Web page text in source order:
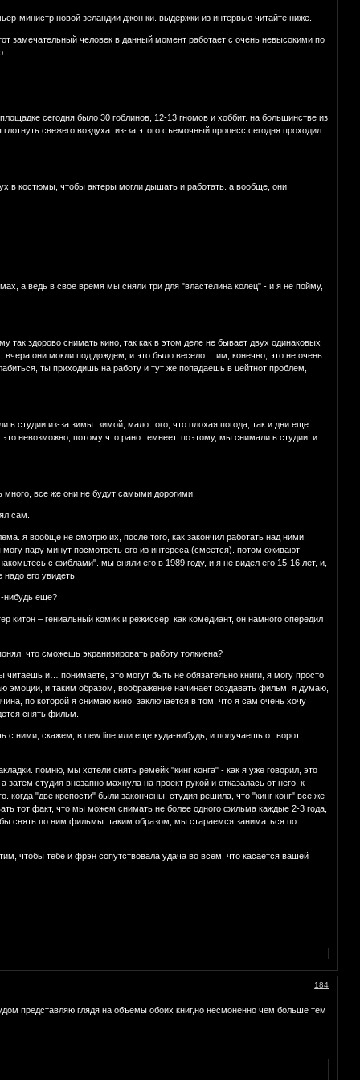
министр новой зеландии джон ки. выдержки из интервью читайте ниже.
замечательный человек в данный момент работает с очень невысокими по
сегодня было 30 гоблинов, 12-13 гномов и хоббит. на большинстве из
свежего воздуха. из-за этого съемочный процесс сегодня проходил
в костюмы, чтобы актеры могли дышать и работать. а вообще, они
а ведь в свое время мы сняли три для "властелина колец" - и я не пойму,
здорово снимать кино, так как в этом деле не бывает двух одинаковых
вчера они мокли под дождем, и это было весело… им, конечно, это не очень
ты приходишь на работу и тут же попадаешь в цейтнот проблем,
студии из-за зимы. зимой, мало того, что плохая погода, так и дни еще
невозможно, потому что рано темнеет. поэтому, мы снимали в студии, и
все же они не будут самыми дорогими.
сам.
я вообще не смотрю их, после того, как закончил работать над ними.
пару минут посмотреть его из интереса (смеется). потом оживают
с фиблами". мы сняли его в 1989 году, и я не видел его 15-16 лет, и,
его увидеть.
нибудь еще?
китон – гениальный комик и режиссер. как комедиант, он намного опередил
что сможешь экранизировать работу толкиена?
читаешь и… понимаете, это могут быть не обязательно книги, я могу просто
и таким образом, воображение начинает создавать фильм. я думаю,
по которой я снимаю кино, заключается в том, что я сам очень хочу
снять фильм.
ними, скажем, в new line или еще куда-нибудь, и получаешь от ворот
помню, мы хотели снять ремейк "кинг конга" - как я уже говорил, это
студия внезапно махнула на проект рукой и отказалась от него. к
"две крепости" были закончены, студия решила, что "кинг конг" все же
тот факт, что мы можем снимать не более одного фильма каждые 2-3 года,
снять по ним фильмы. таким образом, мы стараемся заниматься по
чтобы тебе и фрэн сопутствовала удача во всем, что касается вашей
184
представляю глядя на объемы обоих книг,но несмоненно чем больше тем